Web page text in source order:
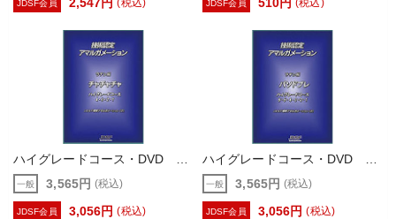
JDSF会員 2,547円 (税込) JDSF会員 510円 (税込)
一般 3,565円(税込)
JDSF会員 3,056円 (税込)
一般 3,565円(税込)
JDSF会員 3,056円 (税込)